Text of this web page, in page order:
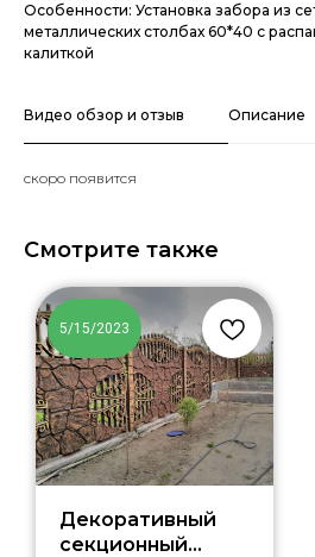
Особенности: Установка забора из
металлических столбах 60*40 с
калиткой
Видео обзор и отзыв Описание
скоро появится
Смотрите также
5/15/2023
Декоративный
секционный